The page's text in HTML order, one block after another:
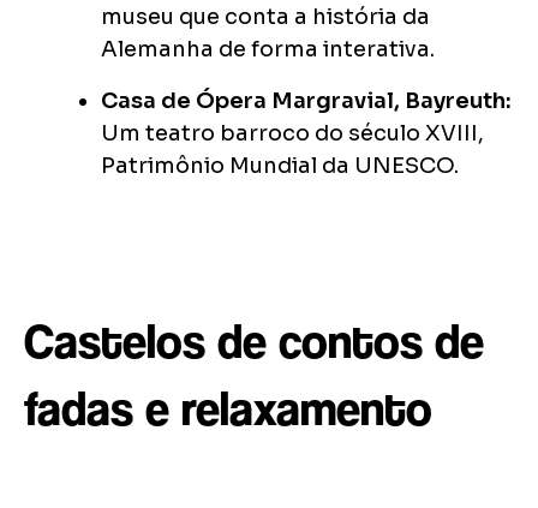
museu que conta a história da
Alemanha de forma interativa.
Casa de Ópera Margravial, Bayreuth:
Um teatro barroco do século XVIII,
Patrimônio Mundial da UNESCO.
Castelos de contos de
fadas e relaxamento